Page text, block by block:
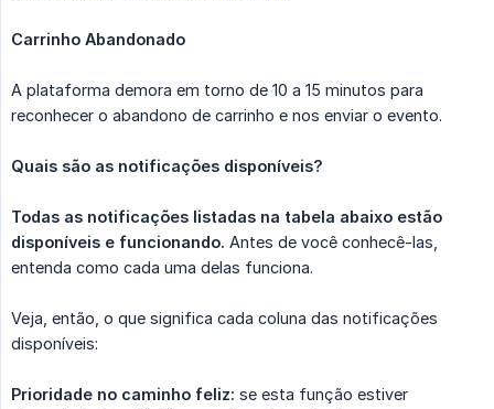
Carrinho Abandonado
A plataforma demora em torno de 10 a 15 minutos para
reconhecer o abandono de carrinho e nos enviar o evento.
Quais são as notificações disponíveis?
Todas as notificações listadas na tabela abaixo estão
disponíveis e funcionando. Antes de você conhecê-las,
entenda como cada uma delas funciona.
Veja, então, o que significa cada coluna das notificações
disponíveis:
Prioridade no caminho feliz: se esta função estiver